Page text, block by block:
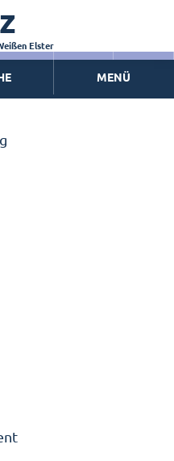
Christian Thieme
Elster
MENÜ